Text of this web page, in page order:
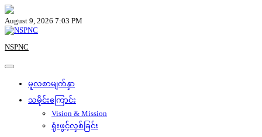
Skip
to
content
August 9, 2026 7:03 PM
NSPNC
မူလစာမျက်နှာ
သမိုင်းကြောင်း
Vision & Mission
ရုံးဖွင့်လှစ်ခြင်း